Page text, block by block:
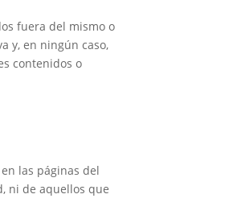
fuera del mismo o
y, en ningún caso,
contenidos o
las páginas del
ni de aquellos que